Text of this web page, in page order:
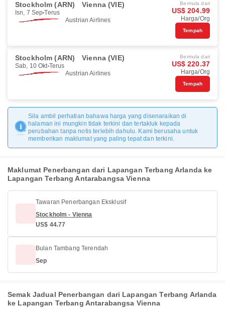
Stockholm (ARN) Vienna (VIE)
Isn, 7 Sep Terus
Austrian Airlines
Bermula dari
US$ 204.99
Harga/Org
Tempah
Stockholm (ARN) Vienna (VIE)
Sab, 10 Okt Terus
Austrian Airlines
Bermula dari
US$ 220.37
Harga/Org
Tempah
Sila ambil perhatian bahawa harga yang disenaraikan di
halaman ini mungkin tidak terkini dan tertakluk kepada
perubahan tanpa notis terlebih dahulu. Kami berusaha untuk
memberikan maklumat yang paling tepat dan terkini.
Maklumat Penerbangan dari Lapangan Terbang Arlanda ke
Lapangan Terbang Antarabangsa Vienna
Tawaran Penerbangan Eksklusif
Stockholm - Vienna
US$ 44.77
Bulan Tambang Terendah
Sep
Semak Jadual Penerbangan dari Lapangan Terbang Arlanda
ke Lapangan Terbang Antarabangsa Vienna